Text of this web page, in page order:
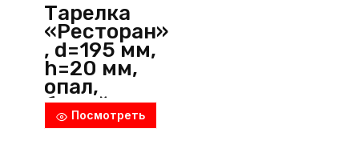
Тарелка
«Ресторан»
, d=195 мм,
h=20 мм,
опал,
белый,
Arcoroc
Посмотреть